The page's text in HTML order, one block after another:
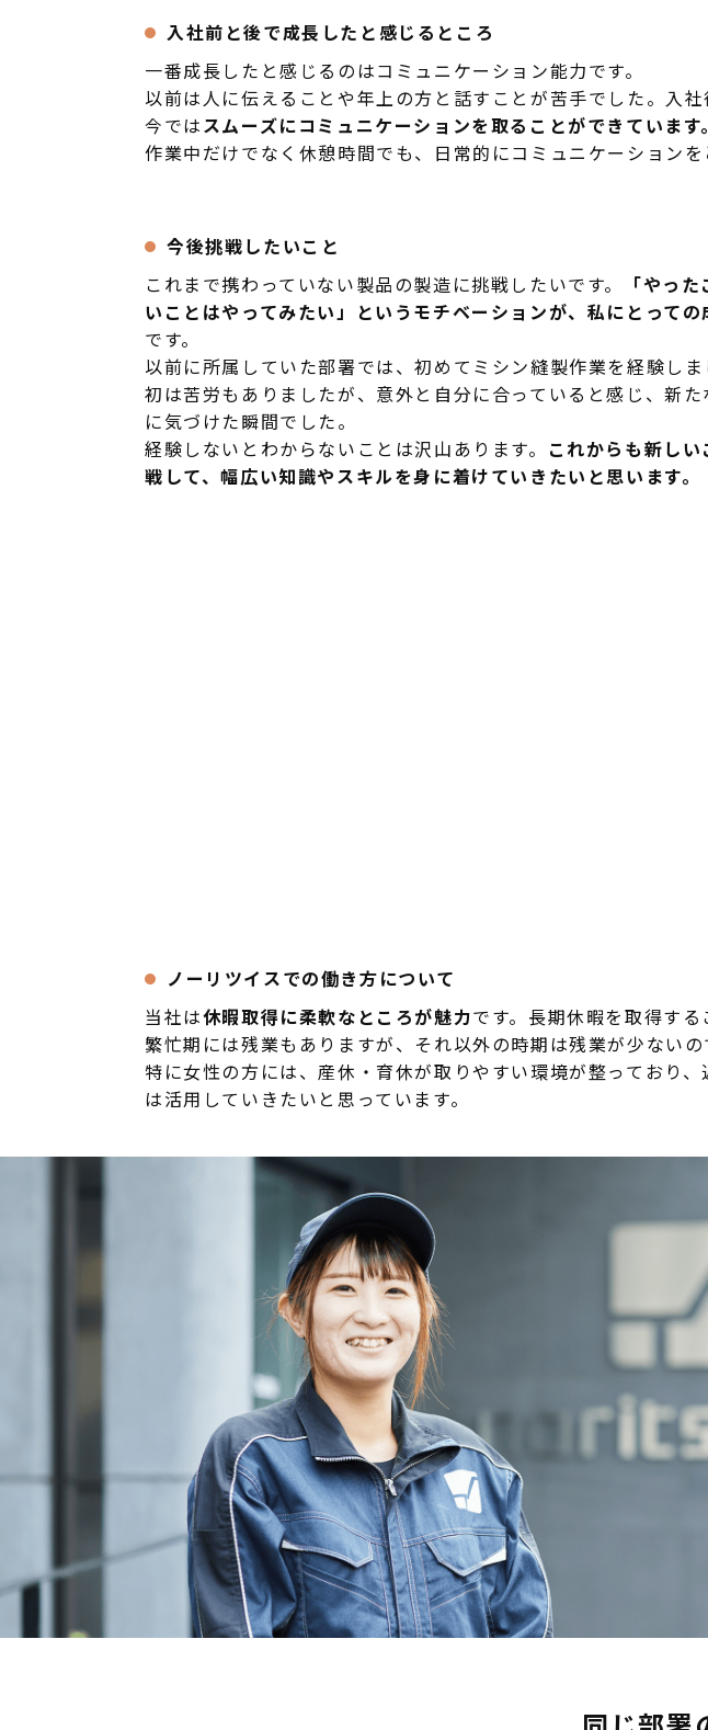
入社前と後で成長したと感じるところ
一番成長したと感じるのはコミュニケーション能力です。
以前は人に伝えることや年上の方と話すことが苦手でした。入
今ではスムーズにコミュニケーションを取ることができています。
作業中だけでなく休憩時間でも、日常的にコミュニケーション
今後挑戦したいこと
これまで携わっていない製品の製造に挑戦したいです。
「やっ
いことはやってみたい」というモチベーションが、私にとっての
です。
以前に所属していた部署では、初めてミシン縫製作業を経験しま
初は苦労もありましたが、意外と自分に合っていると感じ、新た
に気づけた瞬間でした。
経験しないとわからないことは沢山あります。 これからも新しい
戦して、幅広い知識やスキルを身に着けていきたいと思います。
ノーリツイスでの働き方について
当社は休暇取得に柔軟なところが魅力です。長期休暇を取得す
繁忙期には残業もありますが、それ以外の時期は残業が少ない
特に女性の方には、産休・育休が取りやすい環境が整っており
は活用していきたいと思っています。